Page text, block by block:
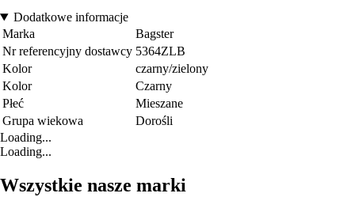
Dodatkowe informacje
Marka
Bagster
Nr referencyjny dostawcy 5364ZLB
Kolor
czarny/zielony
Kolor
Czarny
Płeć
Mieszane
Grupa wiekowa
Dorośli
Loading...
Loading...
Wszystkie nasze marki